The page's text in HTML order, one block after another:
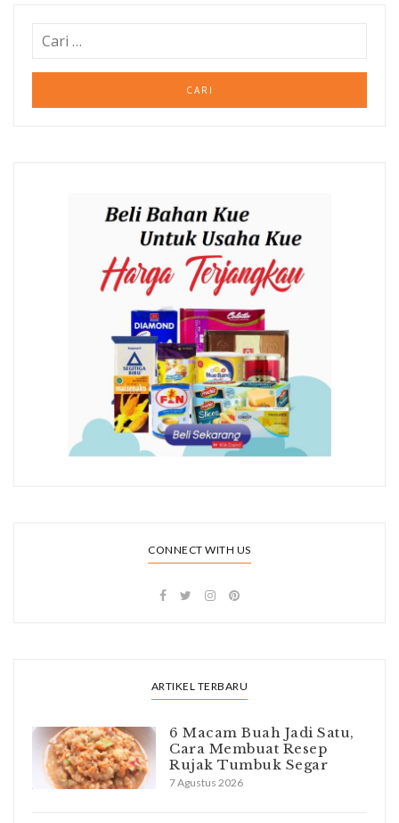
CONNECT WITH US
ARTIKEL TERBARU
6 Macam Buah Jadi Satu,
Cara Membuat Resep
Rujak Tumbuk Segar
7 Agustus 2026